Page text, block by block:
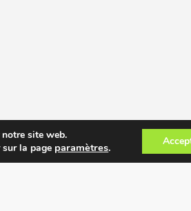
site web.
la page paramètres.